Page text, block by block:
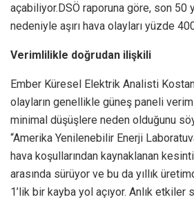
açabiliyor.DSÖ raporuna göre, son 50
nedeniyle aşırı hava olayları yüzde
Verimlilikle doğrudan ilişkili
Ember Küresel Elektrik Analisti
olayların genellikle güneş paneli
minimal düşüşlere neden olduğunu
“Amerika Yenilenebilir Enerji
hava koşullarından kaynaklanan
arasında sürüyor ve bu da yıllık
1’lik bir kayba yol açıyor. Anlık etkiler